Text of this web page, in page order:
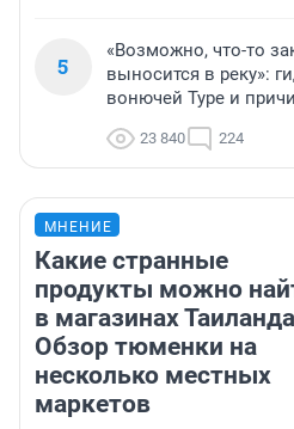
5
«Возможно, что-то
выносится в реку»:
вонючей Туре и
23 840 224
МНЕНИЕ
Какие странные
продукты можно
в магазинах
Обзор тюменки на
несколько местных
маркетов